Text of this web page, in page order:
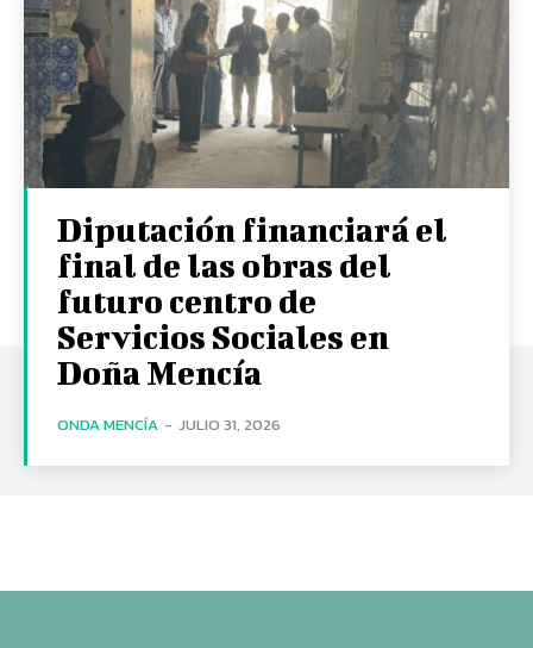
Diputación financiará el
final de las obras del
futuro centro de
Servicios Sociales en
Doña Mencía
ONDA MENCÍA - JULIO 31, 2026